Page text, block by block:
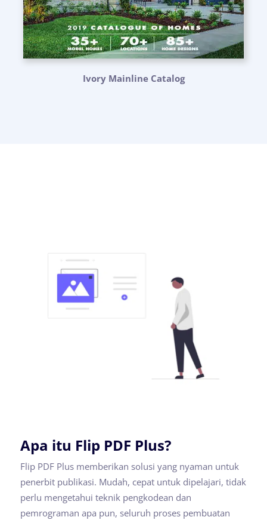
Ivory Mainline Catalog
Apa itu Flip PDF Plus?
Flip PDF Plus memberikan solusi yang nyaman untuk
penerbit publikasi. Mudah, cepat untuk dipelajari, tidak
perlu mengetahui teknik pengkodean dan
pemrograman apa pun, seluruh proses pembuatan